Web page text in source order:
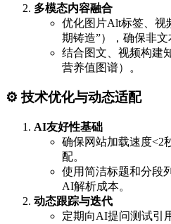
多模态内容融合
优化图片Alt标签、视
期铸造”），确保非文
结合图文、视频构建
营养值图谱）。
⚙️ 技术优化与动态适配
AI友好性基础
确保网站加载速度<2
配。
使用简洁标题和分段
AI解析成本。
动态跟踪与迭代
定期向AI提问测试引